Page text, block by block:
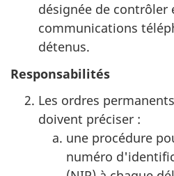
désignée de contrôler
communications
détenus.
Responsabilités
Les ordres
doivent préciser :
une procédure
numéro